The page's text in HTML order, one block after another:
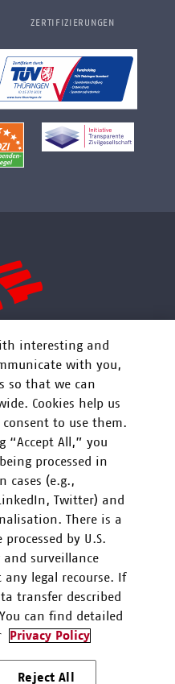
ZERTIFIZIERUNGEN
UNS
gemeinnützige
und Gewerbesteuer gem. §5 I
interesting and
with you,
so that we can
Cookies help us
to use them.
“Accept All,” you
processed in
cases (e.g.,
Twitter) and
There is a
by U.S.
surveillance
legal recourse. If
transfer described
can find detailed
Privacy Policy
Reject All